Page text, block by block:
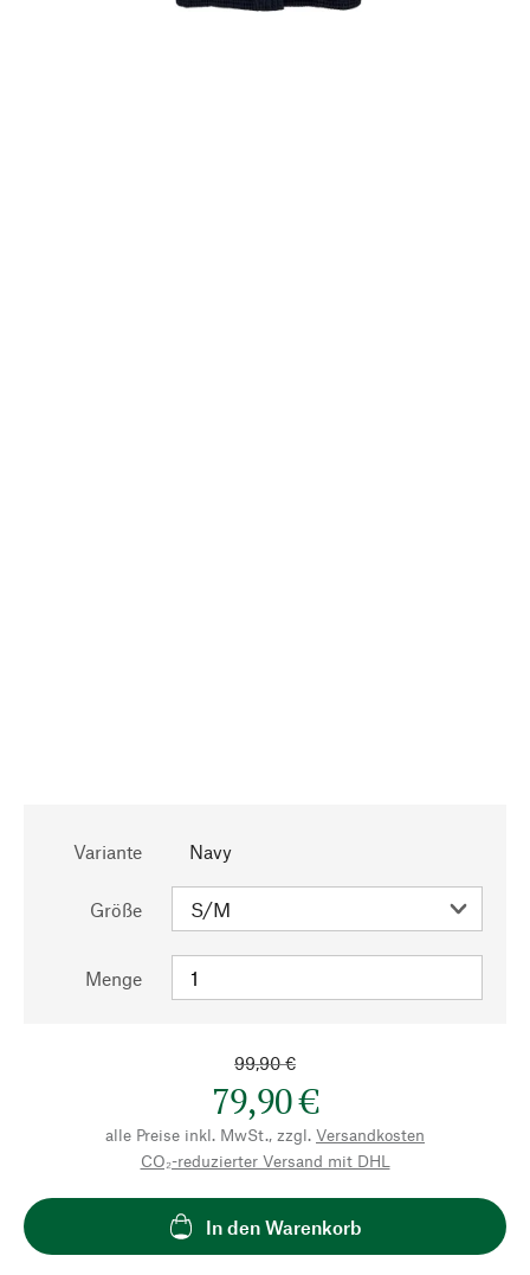
Variante Navy
Größe
Menge
99,90 €
79,90 €
alle Preise inkl. MwSt., zzgl. Versandkosten
CO₂-reduzierter Versand mit DHL
In den Warenkorb